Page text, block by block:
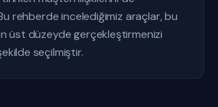
rehberde incelediğimiz araçlar, bu
üst düzeyde gerçekleştirmenizi
seçilmiştir.